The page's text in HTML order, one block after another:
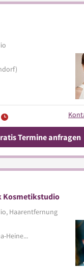
Termine anfragen
Kosmetikstudio
Haarentfernung